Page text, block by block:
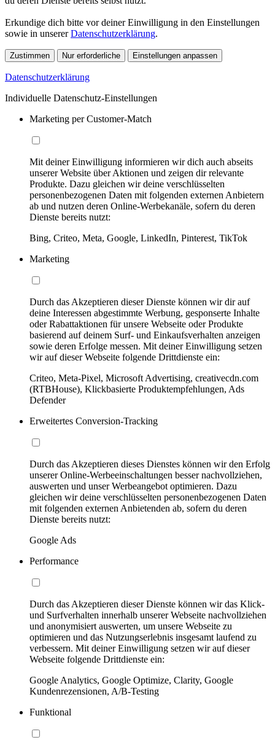
Erkundige dich bitte vor deiner Einwilligung in den Einstellungen
sowie in unsererDatenschutzerklärung.
Zustimmen Nur erforderliche Einstellungen anpassen
Datenschutzerklärung
Individuelle Datenschutz-Einstellungen
Marketing per Customer-Match
Mit deiner Einwilligung informieren wir dich auch abseits
unserer Website über Aktionen und zeigen dir relevante
Produkte. Dazu gleichen wir deine verschlüsselten
personenbezogenen Daten mit folgenden externen Anbietern
ab und nutzen deren Online-Werbekanäle, sofern du deren
Dienste bereits nutzt:
Bing, Criteo, Meta, Google, LinkedIn, Pinterest, TikTok
Marketing
Durch das Akzeptieren dieser Dienste können wir dir auf
deine Interessen abgestimmte Werbung, gesponserte Inhalte
oder Rabattaktionen für unsere Webseite oder Produkte
basierend auf deinem Surf- und Einkaufsverhalten anzeigen
sowie deren Erfolge messen. Mit deiner Einwilligung setzen
wir auf dieser Webseite folgende Drittdienste ein:
Criteo, Meta-Pixel, Microsoft Advertising, creativecdn.com
(RTBHouse), Klickbasierte Produktempfehlungen, Ads
Defender
Erweitertes Conversion-Tracking
Durch das Akzeptieren dieses Dienstes können wir den Erfolg
unserer Online-Werbeeinschaltungen besser nachvollziehen,
auswerten und unser Werbeangebot optimieren. Dazu
gleichen wir deine verschlüsselten personenbezogenen Daten
mit folgenden externen Anbietenden ab, sofern du deren
Dienste bereits nutzt:
Google Ads
Performance
Durch das Akzeptieren dieser Dienste können wir das Klick-
und Surfverhalten innerhalb unserer Webseite nachvollziehen
und anonymisiert auswerten, um unsere Webseite zu
optimieren und das Nutzungserlebnis insgesamt laufend zu
verbessern. Mit deiner Einwilligung setzen wir auf dieser
Webseite folgende Drittdienste ein:
Google Analytics, Google Optimize, Clarity, Google
Kundenrezensionen, A/B-Testing
Funktional